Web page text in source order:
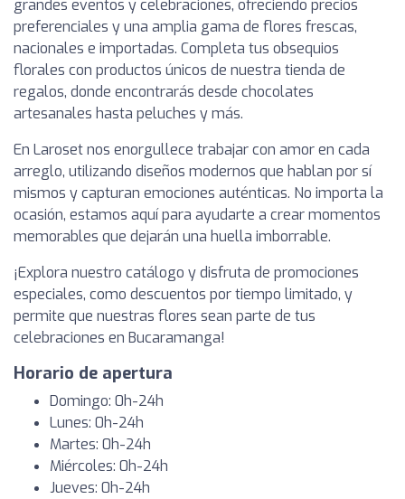
grandes eventos y celebraciones, ofreciendo precios
preferenciales y una amplia gama de flores frescas,
nacionales e importadas. Completa tus obsequios
florales con productos únicos de nuestra tienda de
regalos, donde encontrarás desde chocolates
artesanales hasta peluches y más.
En Laroset nos enorgullece trabajar con amor en cada
arreglo, utilizando diseños modernos que hablan por sí
mismos y capturan emociones auténticas. No importa la
ocasión, estamos aquí para ayudarte a crear momentos
memorables que dejarán una huella imborrable.
¡Explora nuestro catálogo y disfruta de promociones
especiales, como descuentos por tiempo limitado, y
permite que nuestras flores sean parte de tus
celebraciones en Bucaramanga!
Horario de apertura
Domingo: 0h-24h
Lunes: 0h-24h
Martes: 0h-24h
Miércoles: 0h-24h
Jueves: 0h-24h